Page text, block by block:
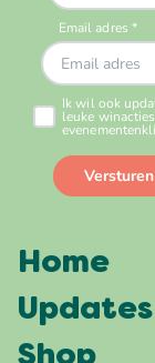
Home
Updates